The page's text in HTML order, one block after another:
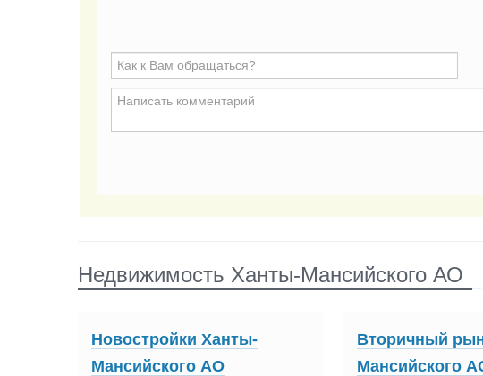
Недвижимость Ханты-Мансийского АО
Новостройки Ханты-
Мансийского АО
Вторичный
Мансийского